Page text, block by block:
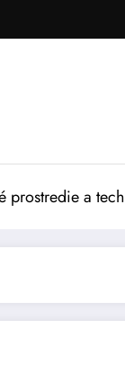
prostredie a